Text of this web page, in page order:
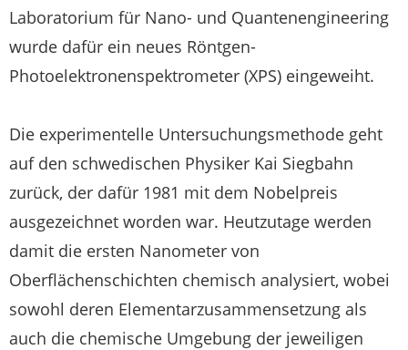
Laboratorium für Nano- und Quantenengineering
wurde dafür ein neues Röntgen-
Photoelektronenspektrometer (XPS) eingeweiht.
Die experimentelle Untersuchungsmethode geht
auf den schwedischen Physiker Kai Siegbahn
zurück, der dafür 1981 mit dem Nobelpreis
ausgezeichnet worden war. Heutzutage werden
damit die ersten Nanometer von
Oberflächenschichten chemisch analysiert, wobei
sowohl deren Elementarzusammensetzung als
auch die chemische Umgebung der jeweiligen